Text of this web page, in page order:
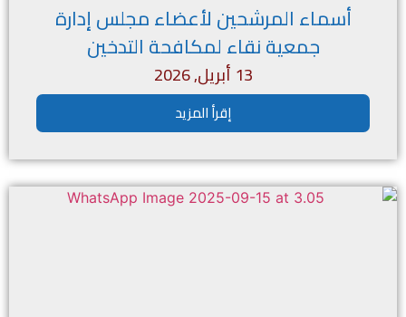
أسماء المرشحين لأعضاء مجلس إدارة
جمعية نقاء لمكافحة التدخين
13 أبريل, 2026
إقرأ المزيد